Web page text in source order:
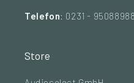
Telefon: 0231 - 95088988
Store